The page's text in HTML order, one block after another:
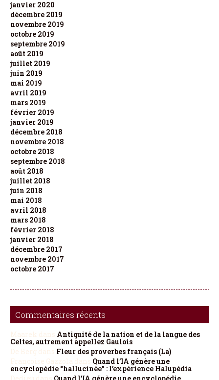
janvier 2020
décembre 2019
novembre 2019
octobre 2019
septembre 2019
août 2019
juillet 2019
juin 2019
mai 2019
avril 2019
mars 2019
février 2019
janvier 2019
décembre 2018
novembre 2018
octobre 2018
septembre 2018
août 2018
juillet 2018
juin 2018
mai 2018
avril 2018
mars 2018
février 2018
janvier 2018
décembre 2017
novembre 2017
octobre 2017
Commentaires récents
Antiquité de la nation et de la langue des
Celtes, autrement appellez Gaulois
Fleur des proverbes français (La)
Quand l’IA génère une
encyclopédie “hallucinée” : l’expérience Halupédia
Quand l’IA génère une encyclopédie